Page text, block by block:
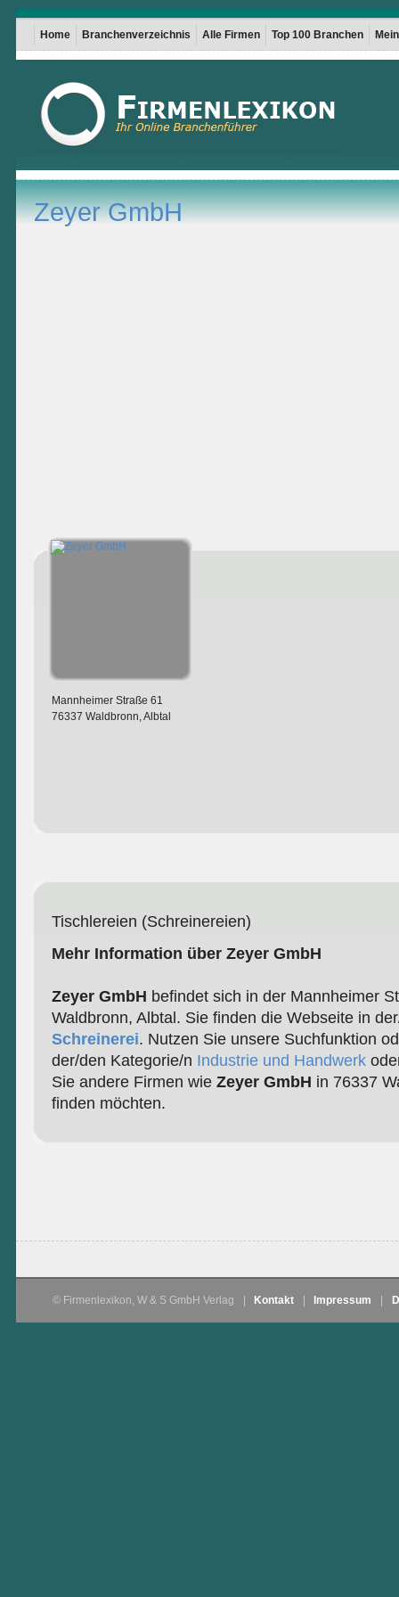
Home Branchenverzeichnis Alle Firmen Top 100 Branchen
Zeyer GmbH
Mannheimer Straße 61
76337 Waldbronn, Albtal
Tischlereien (Schreinereien)
Mehr Information über Zeyer GmbH
Zeyer GmbH befindet sich in der Mannheimer
Waldbronn, Albtal. Sie finden die Webseite in
Schreinerei. Nutzen Sie unsere Suchfunktion
der/den Kategorie/n Industrie und Handwerk
Sie andere Firmen wie Zeyer GmbH in 76337
finden möchten.
© Firmenlexikon, W & S GmbH Verlag Kontakt Impressum